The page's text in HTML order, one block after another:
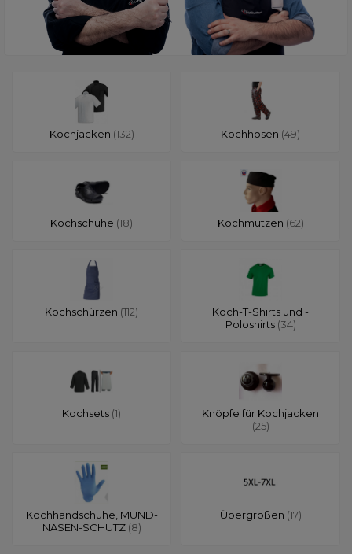
Kochjacken (132) Kochhosen (49)
Kochschuhe (18) Kochmützen (62)
Kochschürzen (112)
Koch-T-Shirts und -
Poloshirts (34)
Kochsets (1)
Knöpfe für Kochjacken
(25)
Kochhandschuhe, MUND-
NASEN-SCHUTZ (8)
Übergrößen (17)